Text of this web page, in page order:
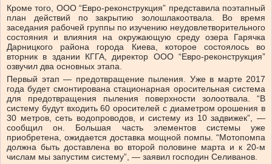
Кроме того, ООО “Евро-реконструкция” представила поэтапный
план действий по закрытию золошлакоотвала. Во время
заседания рабочей группы по изучению неудовлетворительного
состояния и влияния на окружающую среду озера Гарячка
Дарницкого района города Киева, которое состоялось во
вторник в здании КГГА, директор ООО “Евро-реконструкция”
озвучил два основных этапа.
Первый этап — предотвращение пыления. Уже в марте 2017
года будет смонтирована стационарная оросительная система
для предотвращения пыления поверхности золоотвала. “В
систему будут входить 60 оросителей с диаметром орошения в
30 метров, сеть водопроводов, и систему из 10 задвижек”, —
сообщил он. Большая часть элементов системы уже
приобретена, ожидается доставка мощной помпы. “Мотопомпа
должна быть доставлена во второй половине марта и к 20-м
числам мы запустим систему”, — заявил господин Селиванов.